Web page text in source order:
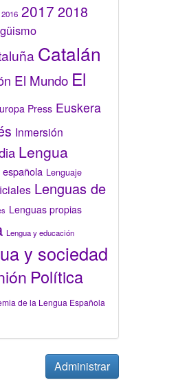
2016 2017 2018
Catalán
El Mundo El
Press Euskera
Inmersión
Lengua
Lenguaje
Lenguas de
Lenguas propias
Lengua y educación
y sociedad
Política
de la Lengua Española
Administrar